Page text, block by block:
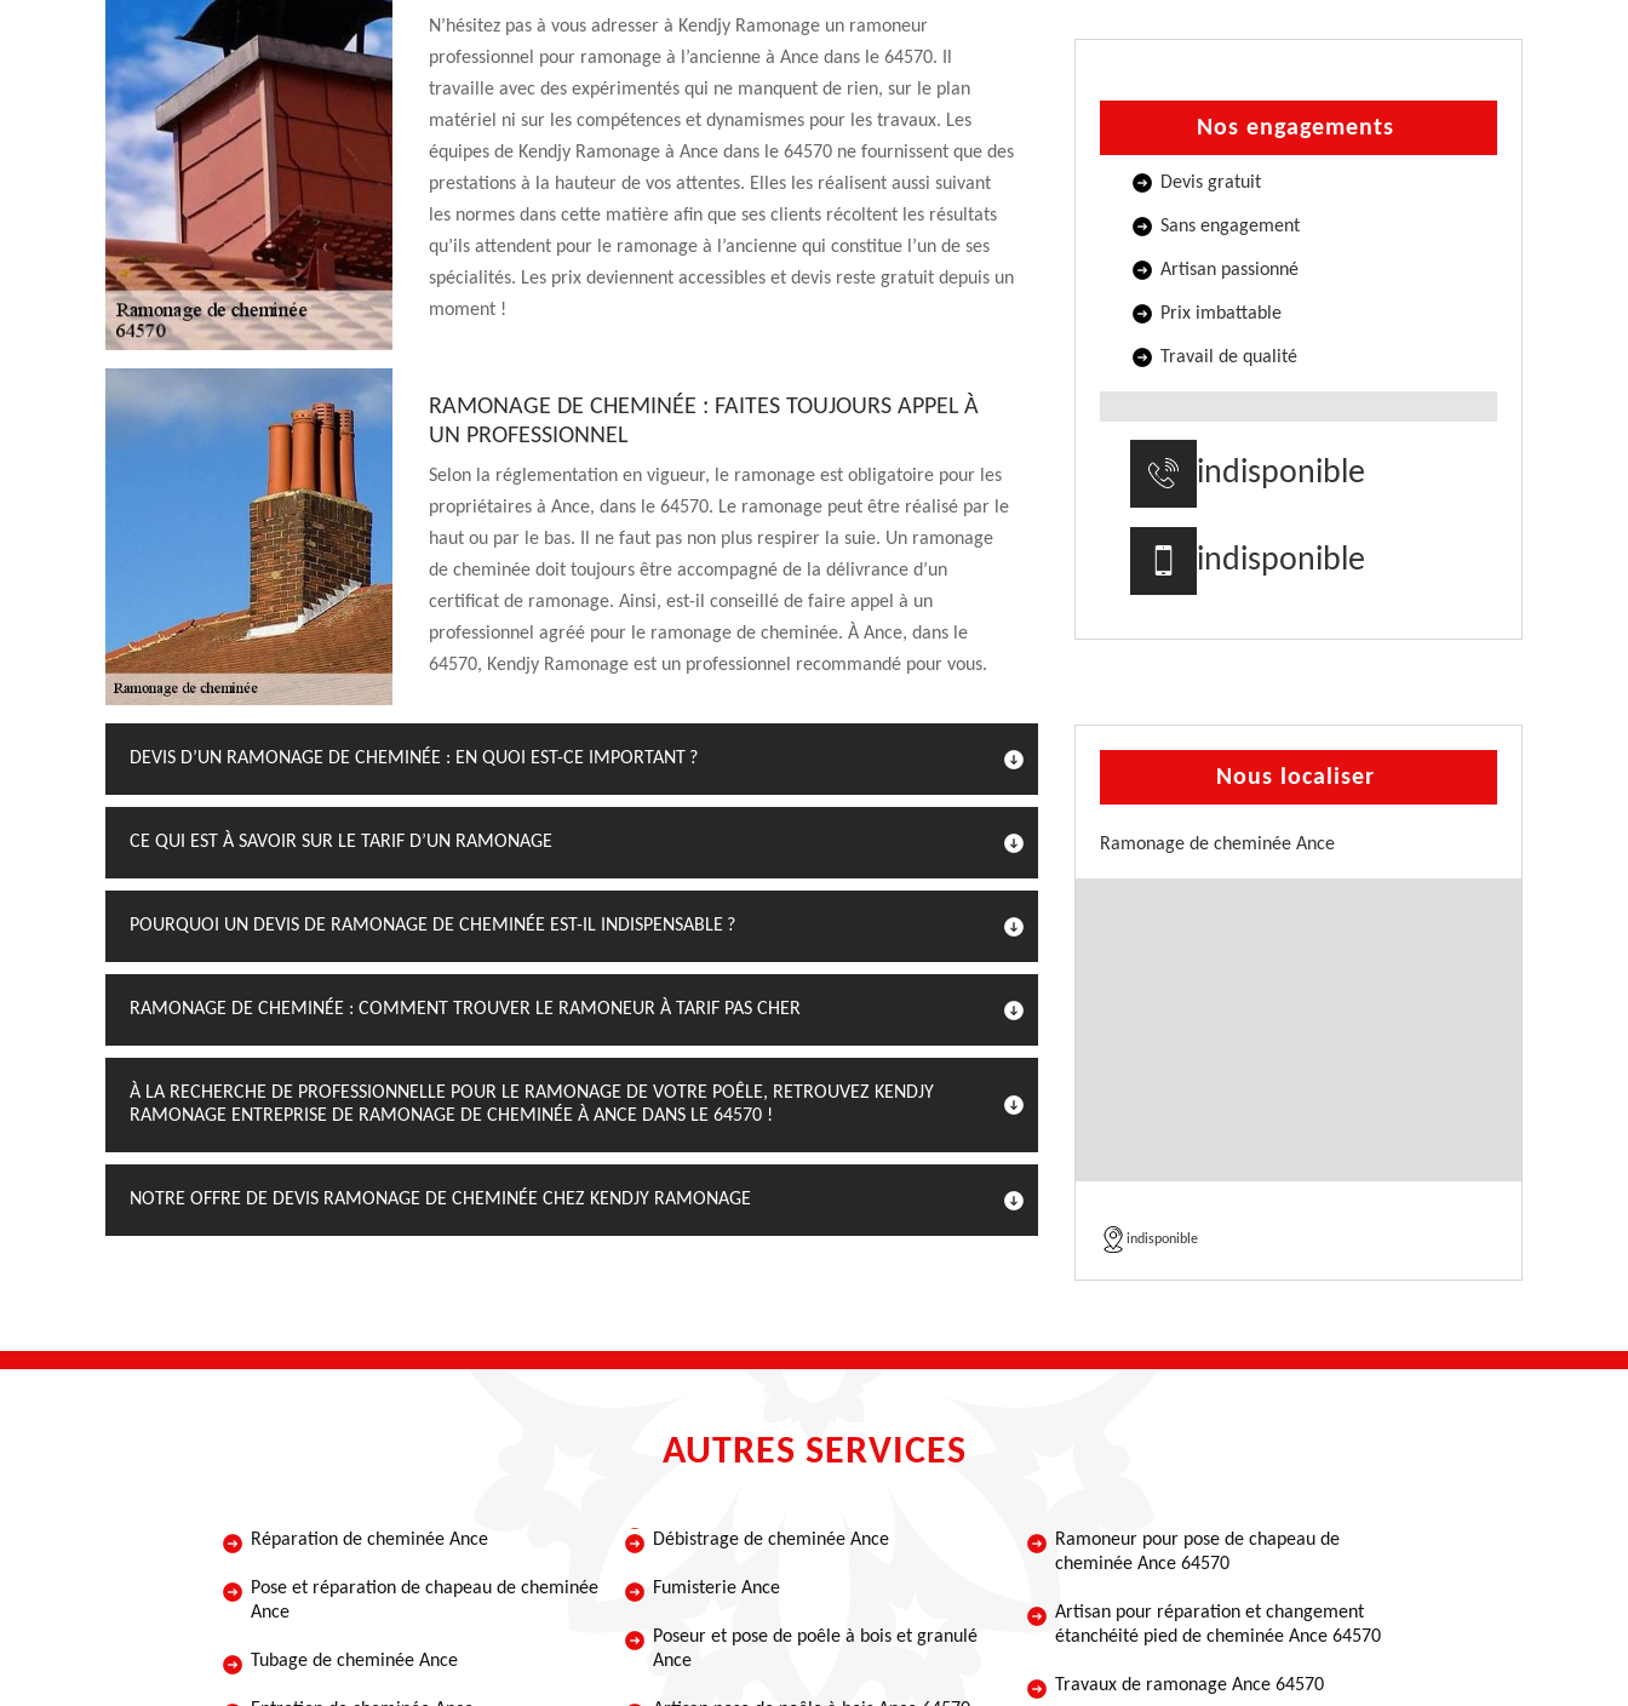
N’hésitez pas à vous adresser à Kendjy Ramonage un ramoneur
professionnel pour ramonage à l’ancienne à Ance dans le 64570. Il
travaille avec des expérimentés qui ne manquent de rien, sur le plan
matériel ni sur les compétences et dynamismes pour les travaux. Les
équipes de Kendjy Ramonage à Ance dans le 64570 ne fournissent que des
prestations à la hauteur de vos attentes. Elles les réalisent aussi suivant
les normes dans cette matière afin que ses clients récoltent les résultats
qu’ils attendent pour le ramonage à l’ancienne qui constitue l’un de ses
spécialités. Les prix deviennent accessibles et devis reste gratuit depuis un
moment !
RAMONAGE DE CHEMINÉE : FAITES TOUJOURS APPEL À
UN PROFESSIONNEL
Selon la réglementation en vigueur, le ramonage est obligatoire pour les
propriétaires à Ance, dans le 64570. Le ramonage peut être réalisé par le
haut ou par le bas. Il ne faut pas non plus respirer la suie. Un ramonage
de cheminée doit toujours être accompagné de la délivrance d’un
certificat de ramonage. Ainsi, est-il conseillé de faire appel à un
professionnel agréé pour le ramonage de cheminée. À Ance, dans le
64570, Kendjy Ramonage est un professionnel recommandé pour vous.
DEVIS D’UN RAMONAGE DE CHEMINÉE : EN QUOI EST-CE IMPORTANT ?
CE QUI EST À SAVOIR SUR LE TARIF D’UN RAMONAGE
POURQUOI UN DEVIS DE RAMONAGE DE CHEMINÉE EST-IL INDISPENSABLE ?
RAMONAGE DE CHEMINÉE : COMMENT TROUVER LE RAMONEUR À TARIF PAS CHER
À LA RECHERCHE DE PROFESSIONNELLE POUR LE RAMONAGE DE VOTRE POÊLE, RETROUVEZ KENDJY
RAMONAGE ENTREPRISE DE RAMONAGE DE CHEMINÉE À ANCE DANS LE 64570 !
NOTRE OFFRE DE DEVIS RAMONAGE DE CHEMINÉE CHEZ KENDJY RAMONAGE
Nos engagements
Devis gratuit
Sans engagement
Artisan passionné
Prix imbattable
Travail de qualité
indisponible
indisponible
Nous localiser
Ramonage de cheminée Ance
indisponible
AUTRES SERVICES
Réparation de cheminée Ance
Pose et réparation de chapeau de cheminée
Ance
Tubage de cheminée Ance
Débistrage de cheminée Ance
Fumisterie Ance
Poseur et pose de poêle à bois et granulé
Ance
Ramoneur pour pose de chapeau de
cheminée Ance 64570
Artisan pour réparation et changement
étanchéité pied de cheminée Ance 64570
Travaux de ramonage Ance 64570